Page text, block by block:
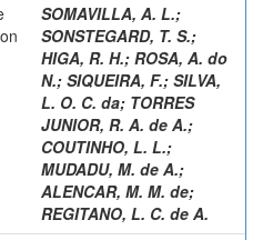
SOMAVILLA, A. L.;
SONSTEGARD, T. S.;
HIGA, R. H.; ROSA, A. do
N.; SIQUEIRA, F.; SILVA,
L. O. C. da; TORRES
JUNIOR, R. A. de A.;
COUTINHO, L. L.;
MUDADU, M. de A.;
ALENCAR, M. M. de;
REGITANO, L. C. de A.